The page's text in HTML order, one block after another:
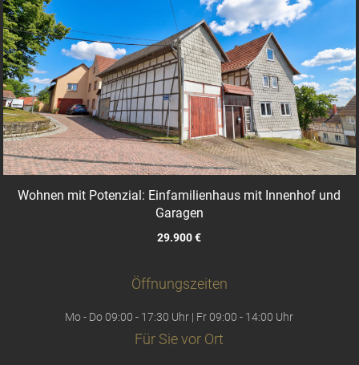
Wohnen mit Potenzial: Einfamilienhaus mit Innenhof und
Garagen
29.900 €
Öffnungszeiten
Mo - Do 09:00 - 17:30 Uhr | Fr 09:00 - 14:00 Uhr
Für Sie vor Ort